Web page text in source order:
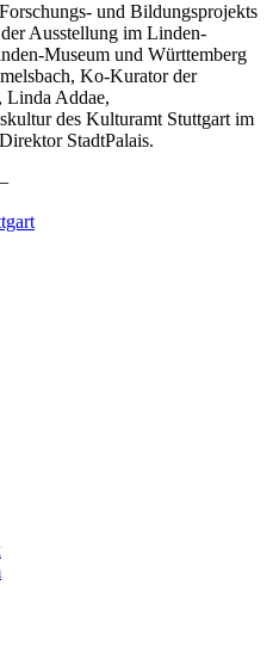
und Bildungsprojekts
Ausstellung im Linden-
Museum und Württemberg
Ko-Kurator der
Linda Addae,
des Kulturamt Stuttgart im
StadtPalais.